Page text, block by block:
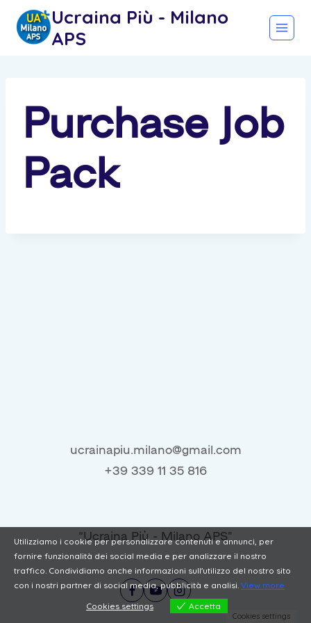
Salta
Ucraina Più - Milano
APS
Purchase Job
Pack
ucrainapiu.milano@gmail.com
+39 339 11 35 816
“Ucraina Più - Milano APS”
Utilizziamo i cookie per personalizzare contenuti e annunci, per
fornire funzionalità dei social media e per analizzare il nostro
traffico. Condividiamo anche informazioni sull'utilizzo del nostro sito
con i nostri partner di social media, pubblicità e analisi. View more
Cookies settings
Accetta
Cookies settings